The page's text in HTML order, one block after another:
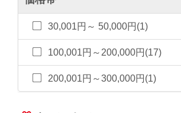
30,001円～ 50,000円(1)
100,001円～200,000円(17)
200,001円～300,000円(1)